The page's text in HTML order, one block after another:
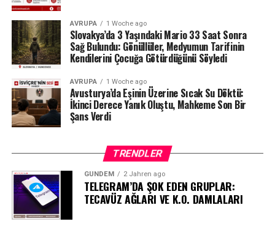
AVRUPA 1 Woche ago
Slovakya’da 3 Yaşındaki Mario 33 Saat Sonra
Sağ Bulundu: Gönüllüler, Medyumun Tarifinin
Kendilerini Çocuğa Götürdüğünü Söyledi
AVRUPA 1 Woche ago
Avusturya’da Eşinin Üzerine Sıcak Su Döktü:
İkinci Derece Yanık Oluştu, Mahkeme Son Bir
Şans Verdi
TRENDLER
GÜNDEM 2 Jahren ago
TELEGRAM’DA ŞOK EDEN GRUPLAR:
TECAVÜZ AĞLARI VE K.O. DAMLALARI